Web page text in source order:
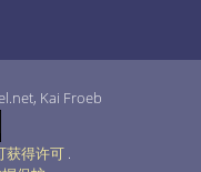
Kai Froeb
获得许可 .